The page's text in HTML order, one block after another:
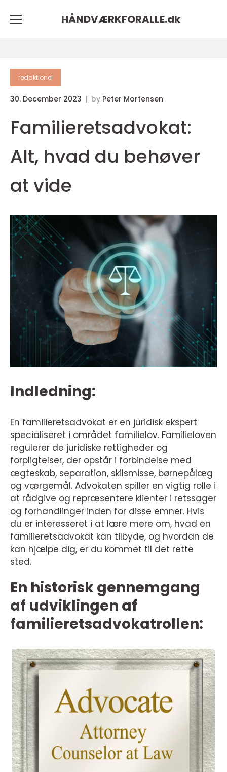
HÅNDVÆRKFORALLE.dk
redaktionel
30. December 2023 by Peter Mortensen
Familieretsadvokat:
Alt, hvad du behøver
at vide
Indledning:
En familieretsadvokat er en juridisk ekspert
specialiseret i området familielov. Familieloven
regulerer de juridiske rettigheder og
forpligtelser, der opstår i forbindelse med
ægteskab, separation, skilsmisse, børnepålæg
og værgemål. Advokaten spiller en vigtig rolle i
at rådgive og repræsentere klienter i retssager
og forhandlinger inden for disse emner. Hvis
du er interesseret i at lære mere om, hvad en
familieretsadvokat kan tilbyde, og hvordan de
kan hjælpe dig, er du kommet til det rette
sted.
En historisk gennemgang
af udviklingen af
familieretsadvokatrollen: